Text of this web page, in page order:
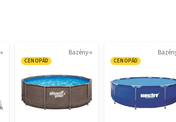
Bazény
CENOPÁD CENOPÁD